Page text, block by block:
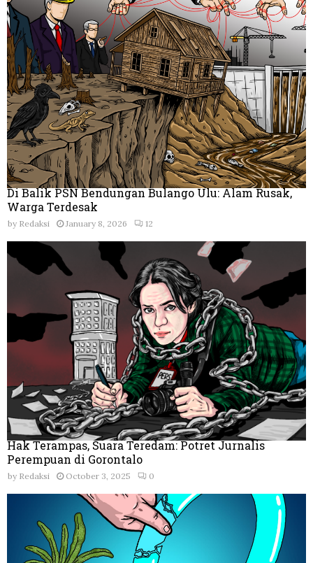
Di Balik PSN Bendungan Bulango Ulu: Alam Rusak,
Warga Terdesak
by Redaksi January 8, 2026 12
Hak Terampas, Suara Teredam: Potret Jurnalis
Perempuan di Gorontalo
by Redaksi October 3, 2025 0